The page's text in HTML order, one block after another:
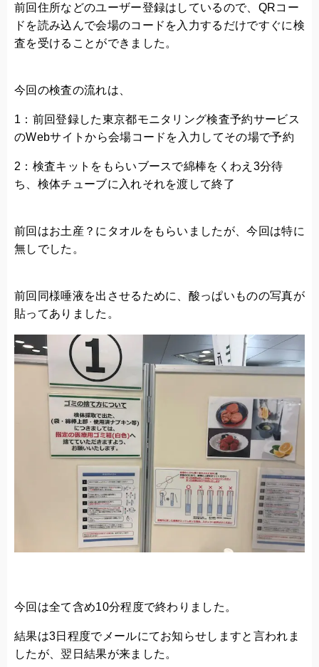
前回住所などのユーザー登録はしているので、QRコー
ドを読み込んで会場のコードを入力するだけですぐに検
査を受けることができました。
今回の検査の流れは、
1：前回登録した東京都モニタリング検査予約サービス
のWebサイトから会場コードを入力してその場で予約
2：検査キットをもらいブースで綿棒をくわえ3分待
ち、検体チューブに入れそれを渡して終了
前回はお土産？にタオルをもらいましたが、今回は特に
無しでした。
前回同様唾液を出させるために、酸っぱいものの写真が
貼ってありました。
今回は全て含め10分程度で終わりました。
結果は3日程度でメールにてお知らせしますと言われま
したが、翌日結果が来ました。